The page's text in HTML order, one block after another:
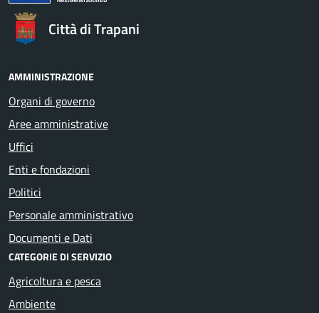
Città di Trapani
AMMINISTRAZIONE
Organi di governo
Aree amministrative
Uffici
Enti e fondazioni
Politici
Personale amministrativo
Documenti e Dati
CATEGORIE DI SERVIZIO
Agricoltura e pesca
Ambiente